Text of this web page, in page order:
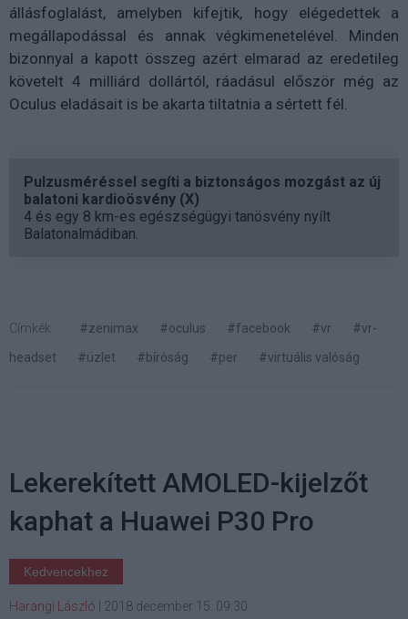
állásfoglalást, amelyben kifejtik, hogy elégedettek a
megállapodással és annak végkimenetelével. Minden
bizonnyal a kapott összeg azért elmarad az eredetileg
követelt 4 milliárd dollártól, ráadásul először még az
Oculus eladásait is be akarta tiltatnia a sértett fél.
Pulzusméréssel segíti a biztonságos mozgást az új
balatoni kardioösvény (X)
4 és egy 8 km-es egészségügyi tanösvény nyílt
Balatonalmádiban.
Címkék: #zenimax #oculus #facebook #vr
#vr-
headset
#üzlet #bíróság #per #virtuális valóság
Lekerekített AMOLED-kijelzőt
kaphat a Huawei P30 Pro
Kedvencekhez
Harangi László 2018 december 15. 09:30